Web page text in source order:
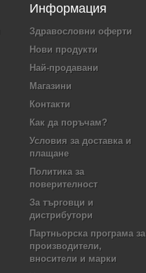
Информация
Здравословни оферти
Нови продукти
Най-продавани
Магазини
Контакти
Как да поръчам?
Условия за доставка и
плащане
Политика за
поверителност
За търговци и
дистрибутори
Партньорска програма за
производители,
вносители и марки